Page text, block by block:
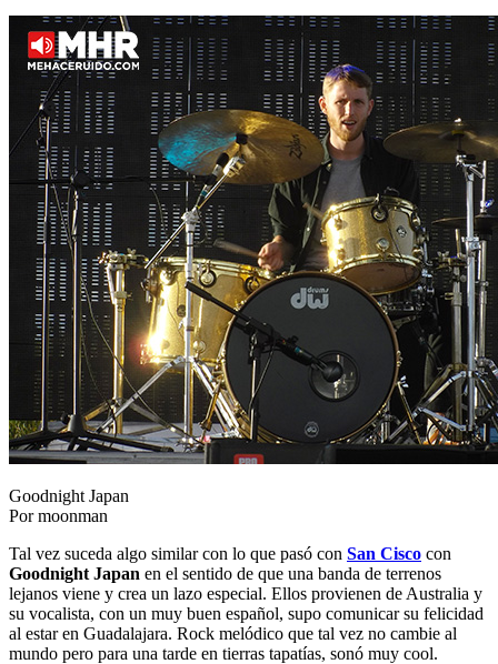
Goodnight Japan
Por moonman
Tal vez suceda algo similar con lo que pasó con San Cisco con
Goodnight Japan en el sentido de que una banda de terrenos
lejanos viene y crea un lazo especial. Ellos provienen de Australia y
su vocalista, con un muy buen español, supo comunicar su felicidad
al estar en Guadalajara. Rock melódico que tal vez no cambie al
mundo pero para una tarde en tierras tapatías, sonó muy cool.